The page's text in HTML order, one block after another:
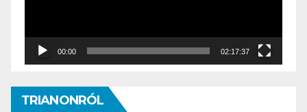
00:00 02:17:37
TRIANONRÓL